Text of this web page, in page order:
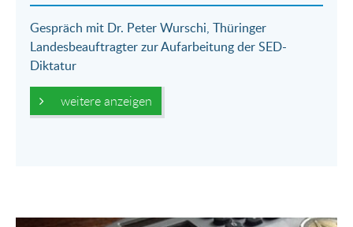
Gespräch mit Dr. Peter Wurschi, Thüringer
Landesbeauftragter zur Aufarbeitung der SED-
Diktatur
weitere anzeigen